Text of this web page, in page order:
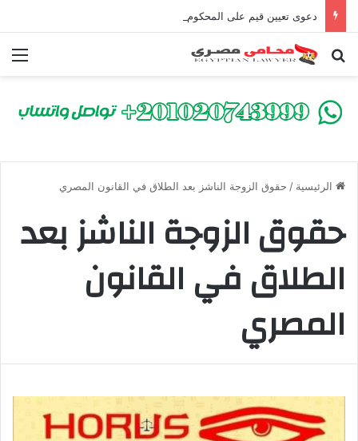
بحث عن
الرئيسية / حقوق الزوجة الناشز بعد الطلاق في القانون المصري
حقوق الزوجة الناشز بعد
الطلاق في القانون
المصري